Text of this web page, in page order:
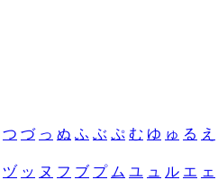
つ づ っ ぬ ふ ぶ ぷ む ゆ ゅ る え
ヅ ッ ヌ フ ブ プ ム ユ ュ ル エ ェ